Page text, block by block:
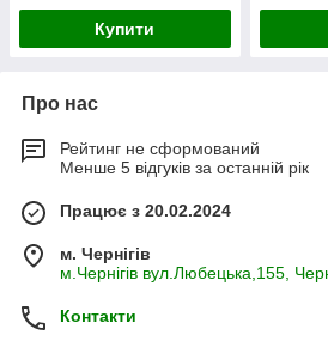
Купити
Про нас
Рейтинг не сформований
Менше 5 відгуків за останній рік
Працює з 20.02.2024
м. Чернігів
м.Чернігів вул.Любецька,155,
Контакти